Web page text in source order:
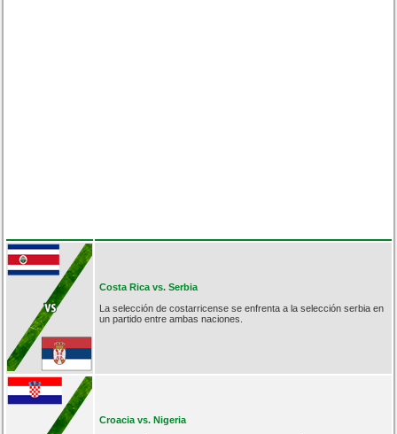
Costa Rica vs. Serbia
La selección de costarricense se enfrenta a la selección serbia en
un partido entre ambas naciones.
Croacia vs. Nigeria